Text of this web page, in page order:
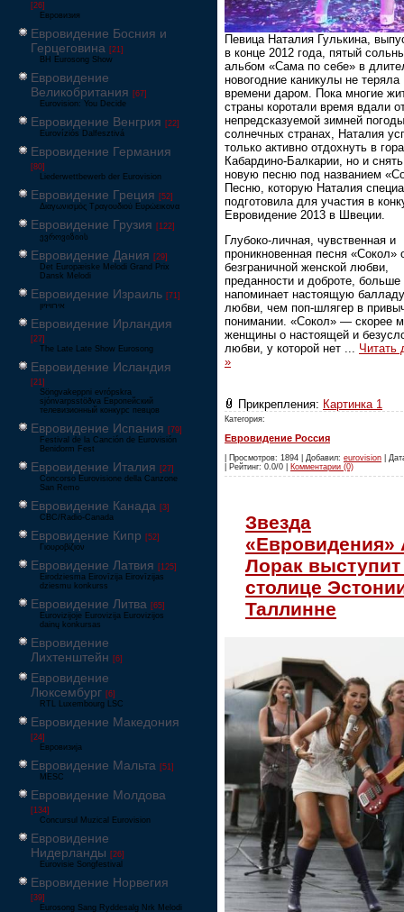
[26]
Евровизия
Евровидение Босния и
Герцеговина [21]
BH Eurosong Show
Евровидение
Великобритания [67]
Eurovision: You Decide
Евровидение Венгрия [22]
Eurovíziós Dalfesztivá
Евровидение Германия
[80]
Liederwettbewerb der Eurovision
Евровидение Греция [52]
Διαγωνισμός Τραγουδιού Ευρώεικονα
Евровидение Грузия [122]
ევროვიზიის
Евровидение Дания [29]
Det Europæiske Melodi Grand Prix
Dansk Melodi
Евровидение Израиль [71]
‏אירוויזיון
Евровидение Ирландия
[27]
The Late Late Show Eurosong
Евровидение Исландия
[21]
Söngvakeppni evrópskra
sjónvarpsstöðva Европейский
телевизионный конкурс певцов
Евровидение Испания [79]
Festival de la Canción de Eurovisión
Benidorm Fest
Евровидение Италия [27]
Concorso Eurovisione della Canzone
San Remo
Евровидение Канада [3]
CBC/Radio-Canada
Евровидение Кипр [52]
Γιουροβίζιον
Евровидение Латвия [125]
Eirodziesma Eirovīzija Eirovīzijas
dziesmu konkurss
Евровидение Литва [65]
Eurovizijoje Eurovizija Eurovizijos
dainų konkursas
Евровидение
Лихтенштейн [6]
Евровидение
Люксембург [6]
RTL Luxembourg LSC
Евровидение Македония
[24]
Евровизија
Евровидение Мальта [51]
MESC
Евровидение Молдова
[134]
Concursul Muzical Eurovision
Евровидение
Нидерланды [26]
Eurovisie Songfestival
Евровидение Норвегия
[39]
Eurosong Sang Ryddesalg Nrk Melodi
Певица Наталия Гулькина,
в конце 2012 года, пятый
альбом «Сама по себе» в
новогодние каникулы не теряла
времени даром. Пока многие
страны коротали время вдали
непредсказуемой зимней
солнечных странах, Наталия
только активно отдохнуть в
Кабардино-Балкарии, но и
новую песню под названием
Песню, которую Наталия
подготовила для участия в
Евровидение 2013 в Швеции.
Глубоко-личная, чувственная и
проникновенная песня «Сокол»
безграничной женской любви,
преданности и доброте, больше
напоминает настоящую
любви, чем поп-шлягер в
понимании. «Сокол» — скорее
женщины о настоящей и
любви, у которой нет ... Читать
»
Прикрепления: Картинка 1
Категория:
Евровидение Россия
| Просмотров: 1894 | Добавил: eurovision |
| Рейтинг: 0.0/0 | Комментарии (0)
Звезда
«Евровидения»
Лорак выступит
столице
Таллинне